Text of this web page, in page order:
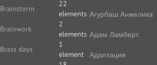
Brainstorm
22
elements
Brainwork
2
elements
Brass days
1
element
Агурбаш Анжелика
Адам Ламберт
Адаптация